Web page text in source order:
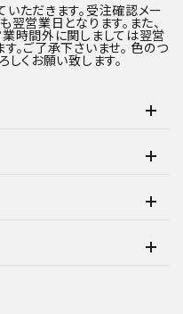
ただきます。受注確認メー
営業日となります。また、
時間外に関しましては翌営
。ご了承下さいませ。 色のつ
くお願い致します。